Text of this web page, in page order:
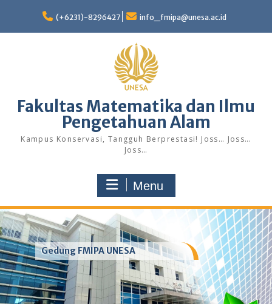
content
(+6231)-8296427 info_fmipa@unesa.ac.id
Fakultas Matematika dan Ilmu
Pengetahuan Alam
Kampus Konservasi, Tangguh Berprestasi! Joss… Joss…
Joss…
Menu
Gedung FMIPA UNESA